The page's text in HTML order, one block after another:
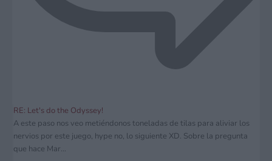
RE: Let's do the Odyssey!
A este paso nos veo metiéndonos toneladas de tilas para aliviar los
nervios por este juego, hype no, lo siguiente XD. Sobre la pregunta
que hace Mar...